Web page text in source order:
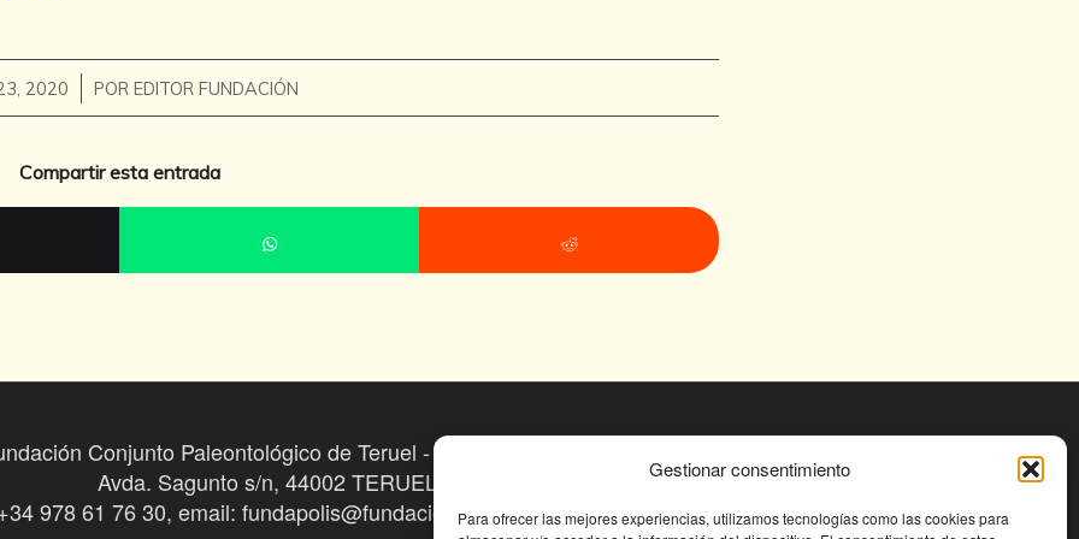
Gestionar consentimiento
Para ofrecer las mejores experiencias, utilizamos tecnologías como las cookies para
2020
/ POREDITOR FUNDACIÓN
Compartir esta entrada
Conjunto Paleontológico de Teruel - Dinópolis 2025
Avda. Sagunto s/n, 44002 TERUEL,
978 61 76 30, email: fundapolis@fundaciondinopolis.org